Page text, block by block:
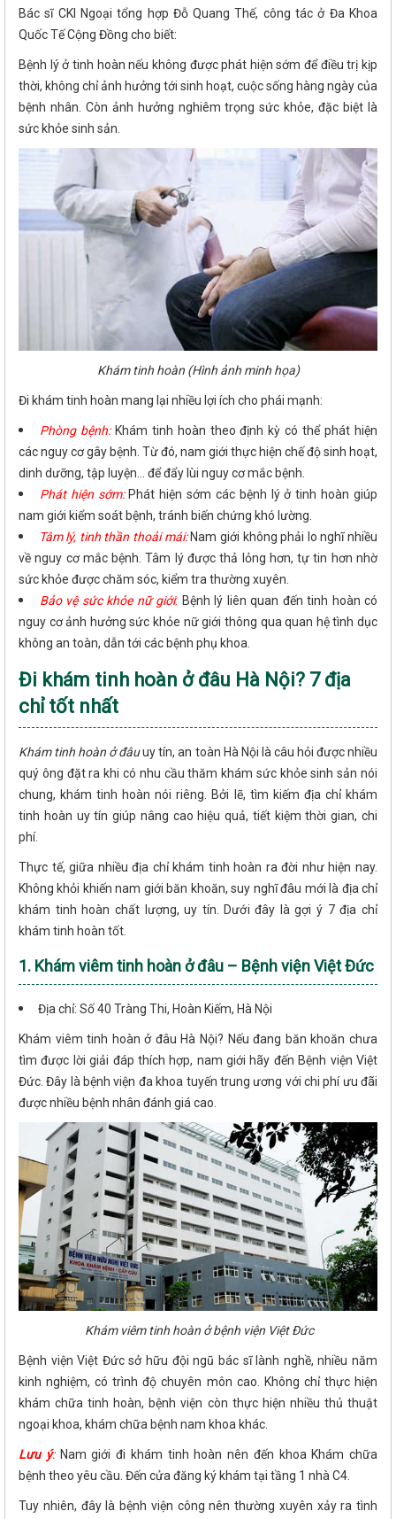
Bác sĩ CKI Ngoại tổng hợp Đỗ Quang Thế, công tác ở Đa Khoa
Quốc Tế Cộng Đồng cho biết:
Bệnh lý ở tinh hoàn nếu không được phát hiện sớm để điều trị kịp
thời, không chỉ ảnh hưởng tới sinh hoạt, cuộc sống hàng ngày của
bệnh nhân. Còn ảnh hưởng nghiêm trọng sức khỏe, đặc biệt là
sức khỏe sinh sản.
Khám tinh hoàn (Hình ảnh minh họa)
Đi khám tinh hoàn mang lại nhiều lợi ích cho phái mạnh:
Phòng bệnh: Khám tinh hoàn theo định kỳ có thể phát hiện
các nguy cơ gây bệnh. Từ đó, nam giới thực hiện chế độ sinh hoạt,
dinh dưỡng, tập luyện... để đẩy lùi nguy cơ mắc bệnh.
Phát hiện sớm:Phát hiện sớm các bệnh lý ở tinh hoàn giúp
nam giới kiểm soát bệnh, tránh biến chứng khó lường.
Tâm lý, tinh thần thoải mái:Nam giới không phải lo nghĩ nhiều
về nguy cơ mắc bệnh. Tâm lý được thả lỏng hơn, tự tin hơn nhờ
sức khỏe được chăm sóc, kiểm tra thường xuyên.
Bảo vệ sức khỏe nữ giới: Bệnh lý liên quan đến tinh hoàn có
nguy cơ ảnh hưởng sức khỏe nữ giới thông qua quan hệ tình dục
không an toàn, dẫn tới các bệnh phụ khoa.
Đi khám tinh hoàn ở đâu Hà Nội? 7 địa
chỉ tốt nhất
Khám tinh hoàn ở đâuuy tín, an toàn Hà Nội là câu hỏi được nhiều
quý ông đặt ra khi có nhu cầu thăm khám sức khỏe sinh sản nói
chung, khám tinh hoàn nói riêng. Bởi lẽ, tìm kiếm địa chỉ khám
tinh hoàn uy tín giúp nâng cao hiệu quả, tiết kiệm thời gian, chi
phí.
Thực tế, giữa nhiều địa chỉ khám tinh hoàn ra đời như hiện nay.
Không khỏi khiến nam giới băn khoăn, suy nghĩ đâu mới là địa chỉ
khám tinh hoàn chất lượng, uy tín. Dưới đây là gợi ý 7 địa chỉ
khám tinh hoàn tốt.
1. Khám viêm tinh hoàn ở đâu – Bệnh viện Việt Đức
Địa chỉ: Số 40 Tràng Thi, Hoàn Kiếm, Hà Nội
Khám viêm tinh hoàn ở đâu Hà Nội? Nếu đang băn khoăn chưa
tìm được lời giải đáp thích hợp, nam giới hãy đến Bệnh viện Việt
Đức. Đây là bệnh viện đa khoa tuyến trung ương với chi phí ưu đãi
được nhiều bệnh nhân đánh giá cao.
Khám viêm tinh hoàn ở bệnh viện Việt Đức
Bệnh viện Việt Đức sở hữu đội ngũ bác sĩ lành nghề, nhiều năm
kinh nghiệm, có trình độ chuyên môn cao. Không chỉ thực hiện
khám chữa tinh hoàn, bệnh viện còn thực hiện nhiều thủ thuật
ngoại khoa, khám chữa bệnh nam khoa khác.
Lưu ý: Nam giới đi khám tinh hoàn nên đến khoa Khám chữa
bệnh theo yêu cầu. Đến cửa đăng ký khám tại tầng 1 nhà C4.
Tuy nhiên, đây là bệnh viện công nên thường xuyên xảy ra tình